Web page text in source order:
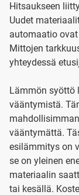
Hitsaukseen
Uudet
automaatio
Mittojen
yhteydessä
Lämmön syöttö
vääntymistä.
vääntymättä.
esilämmitys on
se on yleinen
materiaalin
tai kesällä.